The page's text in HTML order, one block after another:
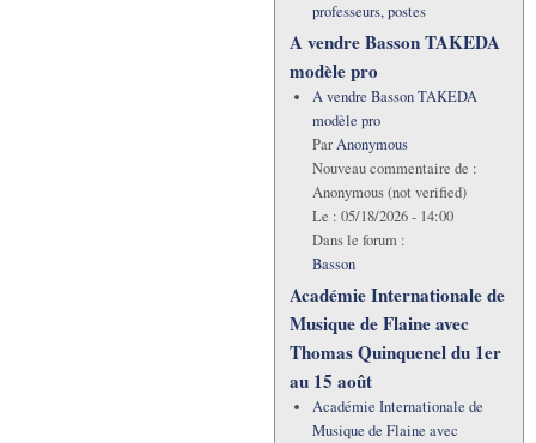
professeurs, postes
A vendre Basson TAKEDA
modèle pro
A vendre Basson TAKEDA
modèle pro
ParAnonymous
Nouveau commentaire de :
Anonymous (not verified)
Le : 05/18/2026 - 14:00
Dans le forum :
Basson
Académie Internationale de
Musique de Flaine avec
Thomas Quinquenel du 1er
au 15 août
Académie Internationale de
Musique de Flaine avec